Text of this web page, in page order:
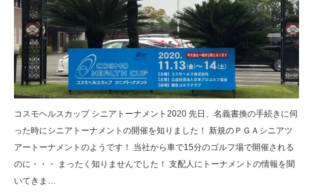
コスモヘルスカップ シニアトーナメント2020 先日、名義書換の手続きに伺
った時にシニアトーナメントの開催を知りました！ 新規のＰＧＡシニアツ
アートーナメントのようです！ 当社から車で15分のゴルフ場で開催される
のに・・・ まったく知りませんでした！ 支配人にトーナメントの情報を聞
いてきま…